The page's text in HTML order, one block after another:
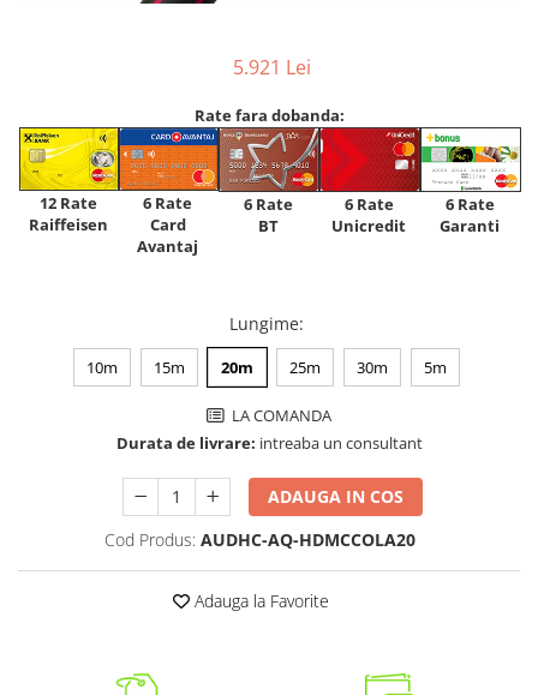
5.921 Lei
Rate fara dobanda:
12 Rate
Raiffeisen
6 Rate
Card
Avantaj
6 Rate
BT
6 Rate
Unicredit
6 Rate
Garanti
Lungime:
10m 15m 20m 25m 30m 5m
LA COMANDA
Durata de livrare: intreaba un consultant
ADAUGA IN COS
Cod Produs: AUDHC-AQ-HDMCCOLA20
Adauga la Favorite